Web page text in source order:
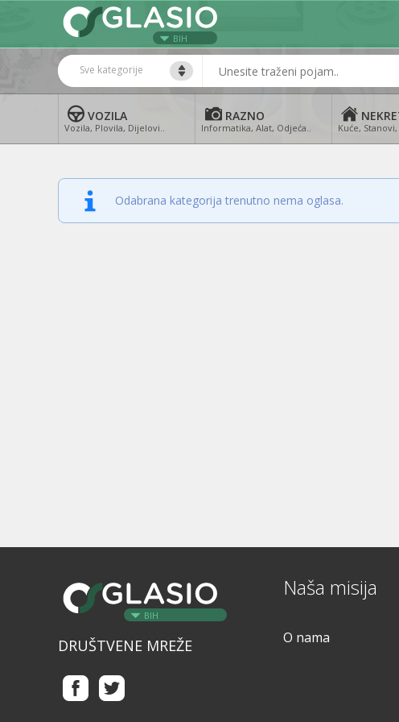
BIH
Sve kategorije
VOZILA
Vozila, Plovila, Dijelovi..
RAZNO
Informatika, Alat, Odjeća.. Kuće,
Odabrana kategorija trenutno nema oglasa.
BIH
DRUŠTVENE MREŽE
Naša misija
O nama